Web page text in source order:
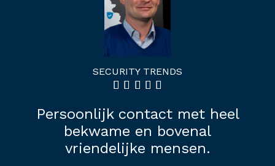
contact met heel
en bovenal
mensen.
Je voelt je